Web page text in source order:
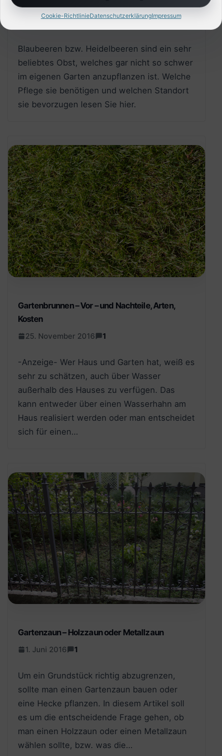
Cookie-RichtlinieDatenschutzerklärungImpressum
Tipps
Blaubeeren bzw. Heidelbeeren sind ein sehr
beliebtes Obst, welches gar nicht so schwer
im eigenen Garten anzupflanzen ist. Welche
Pflege sie benötigen und welchen Standort
sie bevorzugen lesen Sie hier.
Gartenbrunnen – Vor – und Nachteile, Arten,
Kosten
25. November 2016 1
-Anzeige- Wer Haus und Garten hat, weiß es
sehr zu schätzen, auch über Wasser
außerhalb des Hauses zu verfügen. Das
kann entweder über einen Wasserhahn am
Haus realisiert werden oder man entscheidet
sich für einen…
Gartenzaun – Holzzaun oder Metallzaun
1. Juni 2016 1
Um ein Grundstück richtig abzugrenzen,
sollte man einen Gartenzaun bauen oder
eine Hecke pflanzen. In diesem Artikel soll
es um die entscheidende Frage gehen, ob
man einen Holzzaun oder einen Metallzaun
wählen sollte, bzw. was die…